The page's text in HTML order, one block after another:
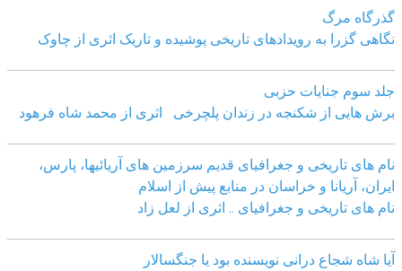
گذرگاه مرگ
نگاهی گزرا به رویدادهای تاریخی پوشیده و تاریک اثری از چاوک
جلد سوم جنایات حزبی
برش هایی از شکنجه در زندان پلچرخی اثری از محمد شاه فرهود
نام های تاریخی و جغرافیای قدیم سرزمین های آریائیها، پارس،
ایران، آریانا و خراسان در منابع پیش از اسلام
نام های تاریخی و جغرافیای .. اثری از لعل زاد
آیا شاه شجاع درانی نویسنده بود یا جنگسالار